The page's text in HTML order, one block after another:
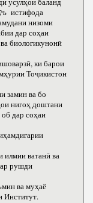
усулҳои баланд
истифода
низоми
дар соҳаи
биологикунонӣ
ки барои
Тоҷикистон
замин ва бо
нигоҳ доштани
дар соҳаи
илмии ватанӣ ва
рушди
ва муҳаё
Институт.